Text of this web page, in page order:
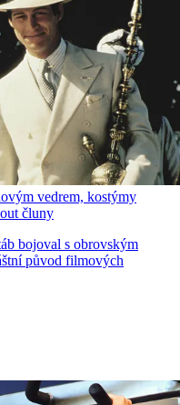
vedrem, kostýmy
čluny
bojoval s obrovským
původ filmových